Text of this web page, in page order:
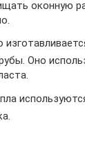
оконную
Оно